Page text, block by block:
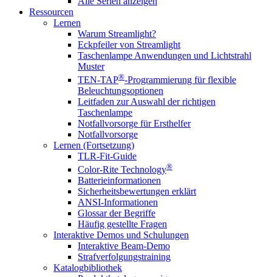
Ressourcen
Lernen
Warum Streamlight?
Eckpfeiler von Streamlight
Taschenlampe Anwendungen und Lichtstrahl
Muster
TEN-TAP®-Programmierung für flexible
Beleuchtungsoptionen
Leitfaden zur Auswahl der richtigen
Taschenlampe
Notfallvorsorge für Ersthelfer
Notfallvorsorge
Lernen (Fortsetzung)
TLR-Fit-Guide
Color-Rite Technology®
Batterieinformationen
Sicherheitsbewertungen erklärt
ANSI-Informationen
Glossar der Begriffe
Häufig gestellte Fragen
Interaktive Demos und Schulungen
Interaktive Beam-Demo
Strafverfolgungstraining
Katalogbibliothek